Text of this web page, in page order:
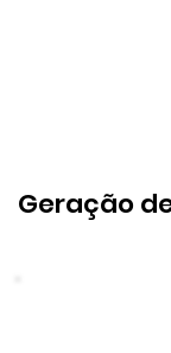
Geração